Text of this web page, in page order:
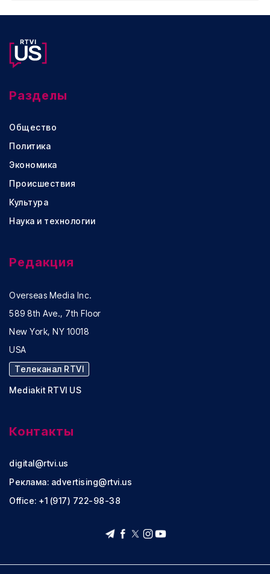
Разделы
Общество
Политика
Экономика
Происшествия
Культура
Наука и технологии
Редакция
Overseas Media Inc.
589 8th Ave., 7th Floor
New York, NY 10018
USA
Телеканал RTVI
Mediakit RTVI US
Контакты
digital@rtvi.us
Реклама: advertising@rtvi.us
Office: +1 (917) 722-98-38